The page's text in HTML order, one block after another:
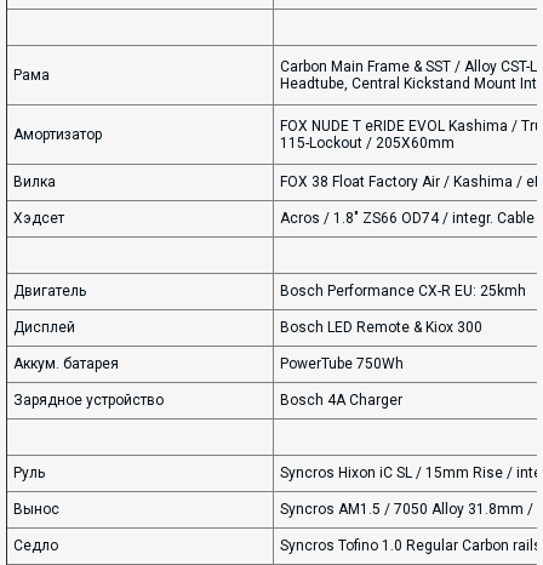
Рама
Carbon Main Frame & SST / Alloy
Headtube, Central Kickstand Mount
Амортизатор
FOX NUDE T eRIDE EVOL Kashima /
115-Lockout / 205X60mm
Вилка FOX 38 Float Factory Air / Kashima /
Хэдсет Acros / 1.8" ZS66 OD74 / integr. Cable
Двигатель Bosch Performance CX-R EU: 25kmh
Дисплей Bosch LED Remote & Kiox 300
Аккум. батарея PowerTube 750Wh
Зарядное устройство Bosch 4A Charger
Руль Syncros Hixon iC SL / 15mm Rise /
Вынос Syncros AM1.5 / 7050 Alloy 31.8mm /
Седло Syncros Tofino 1.0 Regular Carbon rails